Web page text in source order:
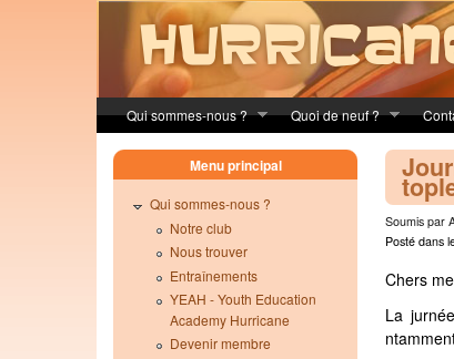
Qui sommes-nous ? Quoi de neuf ?
Soumis par
Posté dans
Chers
La
Menu principal
Qui sommes-nous ?
Notre club
Nous trouver
Entraînements
YEAH - Youth Education
Academy Hurricane
Devenir membre